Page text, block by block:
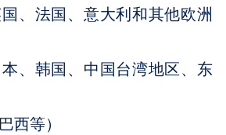
、法国、意大利和其他欧洲
、韩国、中国台湾地区、东
西等）